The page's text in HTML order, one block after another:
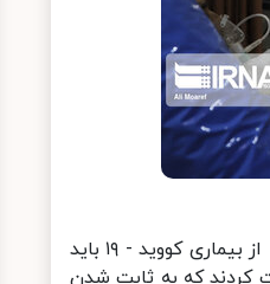
آرش نجیمی افزود: از لحاظ رعایت پروتکل‌های بهداشتی و موازین پیشگیرانه از بیماری کووید - ۱۹ باید
رعایت کردند که به ثابت شدن